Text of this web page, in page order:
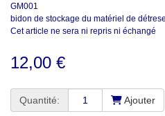
GM001
bidon de stockage du matériel de
Cet article ne sera ni repris ni échangé
12,00 €
Quantité: Ajouter